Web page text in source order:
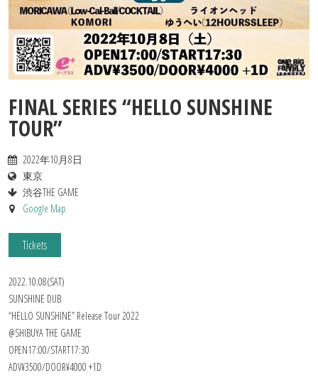
FINAL SERIES “HELLO SUNSHINE
TOUR”
2022年10月8日
東京
渋谷THE GAME
Google Map
Tickets
2022.10.08(SAT)
SUNSHINE DUB
“HELLO SUNSHINE” Release Tour 2022
@SHIBUYA THE GAME
OPEN17:00/START17:30
ADV¥3500/DOOR¥4000 +1D